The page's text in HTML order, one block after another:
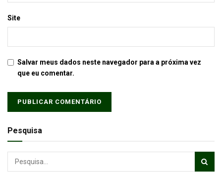
Site
Salvar meus dados neste navegador para a próxima vez
que eu comentar.
Pesquisa